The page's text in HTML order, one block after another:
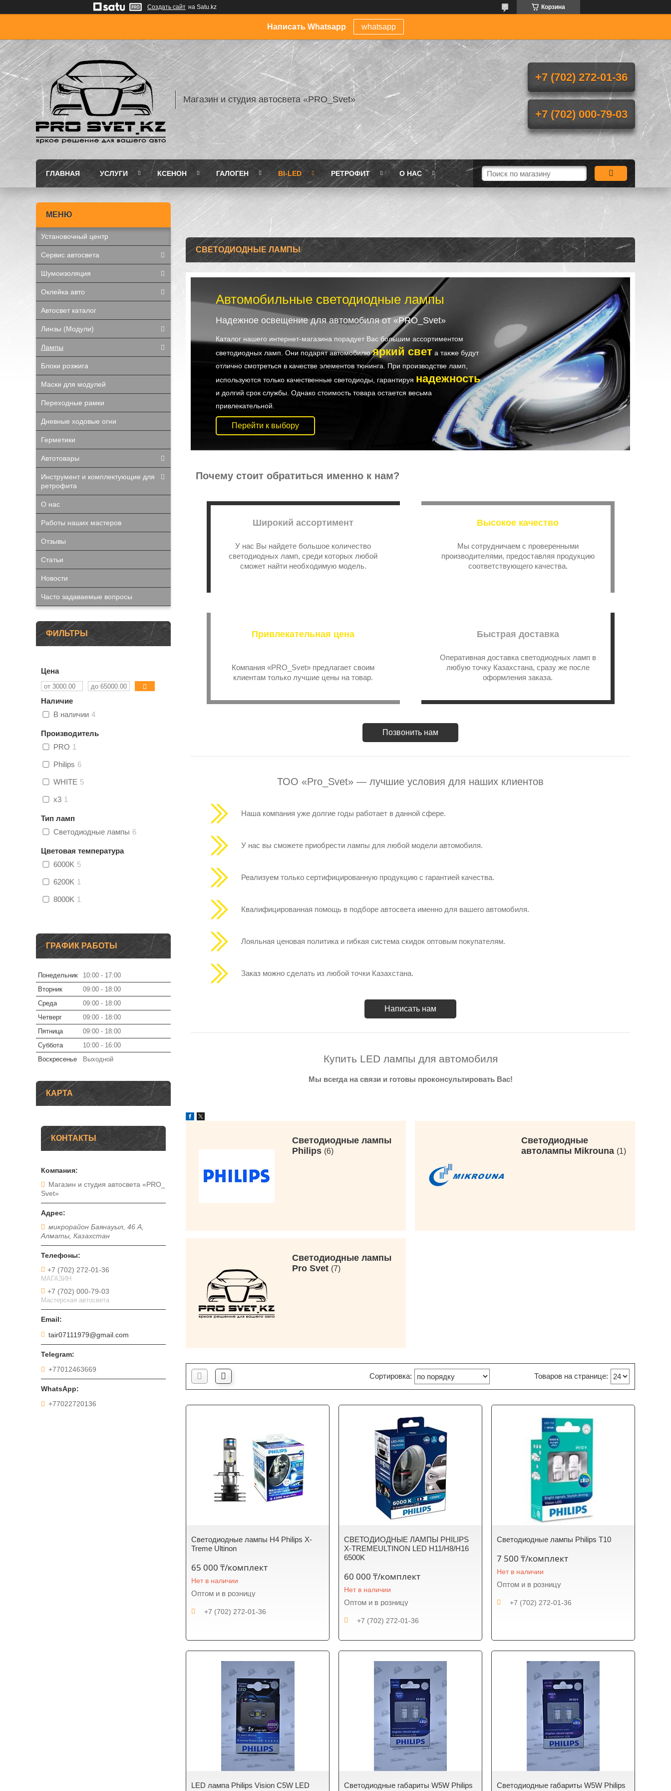
Создать сайт на Satu.kz Корзина
Написать Whatsapp whatsapp
Магазин и студия автосвета «PRO_Svet»
+7 (702) 272-01-36
+7 (702) 000-79-03
ГЛАВНАЯ УСЛУГИ КСЕНОН ГАЛОГЕН BI-LED РЕТРОФИТ О НАС
СВЕТОДИОДНЫЕ ЛАМПЫ
Автомобильные светодиодные лампы
Надежное освещение для автомобиля от «PRO_Svet»
Каталог нашего интернет-магазина порадует Вас большим ассортиментом
светодиодных ламп. Они подарят автомобилюяркий свет а также будут
отлично смотреться в качестве элементов тюнинга. При производстве ламп,
используются только качественные светодиоды, гарантируя надежность
и долгий срок службы. Однако стоимость товара остается весьма
привлекательной.
Перейти к выбору
Почему стоит обратиться именно к нам?
Широкий ассортимент
У нас Вы найдете большое количество
светодиодных ламп, среди которых любой
сможет найти необходимую модель.
Высокое качество
Мы сотрудничаем с проверенными
производителями, предоставляя продукцию
соответствующего качества.
Привлекательная цена
Компания «PRO_Svet» предлагает своим
клиентам только лучшие цены на товар.
Быстрая доставка
Оперативная доставка светодиодных ламп в
любую точку Казахстана, сразу же после
оформления заказа.
Позвонить нам
ТОО «Pro_Svet» — лучшие условия для наших клиентов
Наша компания уже долгие годы работает в данной сфере.
У нас вы сможете приобрести лампы для любой модели автомобиля.
Реализуем только сертифицированную продукцию с гарантией качества.
Квалифицированная помощь в подборе автосвета именно для вашего автомобиля.
Лояльная ценовая политика и гибкая система скидок оптовым покупателям.
Заказ можно сделать из любой точки Казахстана.
Написать нам
Купить LED лампы для автомобиля
Мы всегда на связи и готовы проконсультировать Вас!
Светодиодные лампы
Philips 6
Светодиодные
автолампы Mikrouna
1
Светодиодные лампы
Pro Svet 7
Светодиодные лампы H4 Philips X-
Treme Ultinon
65 000 ₸/комплект
Нет в наличии
Оптом и в розницу
+7 (702) 272-01-36
СВЕТОДИОДНЫЕ ЛАМПЫ PHILIPS
X-TREMEULTINON LED H11/H8/H16
6500K
60 000 ₸/комплект
Нет в наличии
Оптом и в розницу
+7 (702) 272-01-36
Светодиодные лампы Philips T10
7 500 ₸/комплект
Нет в наличии
Оптом и в розницу
+7 (702) 272-01-36
LED лампа Philips Vision C5W LED
Светодиодные габариты W5W Philips
Светодиодные габариты W5W Philips
Установочный центр
Сервис автосвета
Шумоизоляция
Оклейка авто
Автосвет каталог
Линзы (Модули)
Лампы
Блоки розжига
Маски для модулей
Переходные рамки
Дневные ходовые огни
Герметики
Автотовары
Инструмент и комплектующие для
ретрофита
О нас
Работы наших мастеров
Отзывы
Статьи
Новости
Часто задаваемые вопросы
ФИЛЬТРЫ
Цена
Наличие
В наличии 4
Производитель
PRO 1
Philips 6
WHITE 5
x3 1
Тип ламп
Светодиодные лампы 6
Цветовая температура
6000K 5
6200K 1
8000K 1
ГРАФИК РАБОТЫ
Понедельник 10:00
17:00
Вторник
09:00
18:00
Среда
09:00
18:00
Четверг
09:00
18:00
Пятница
09:00
18:00
Суббота
10:00
16:00
Воскресенье
Выходной
КАРТА
КОНТАКТЫ
Магазин и студия автосвета «PRO_
Svet»
микрорайон Баянауыл, 46 А,
Алматы, Казахстан
+7 (702) 272-01-36
МАГАЗИН
+7 (702) 000-79-03
Мастерская автосвета
tair07111979@gmail.com
+77012463669
+77022720136